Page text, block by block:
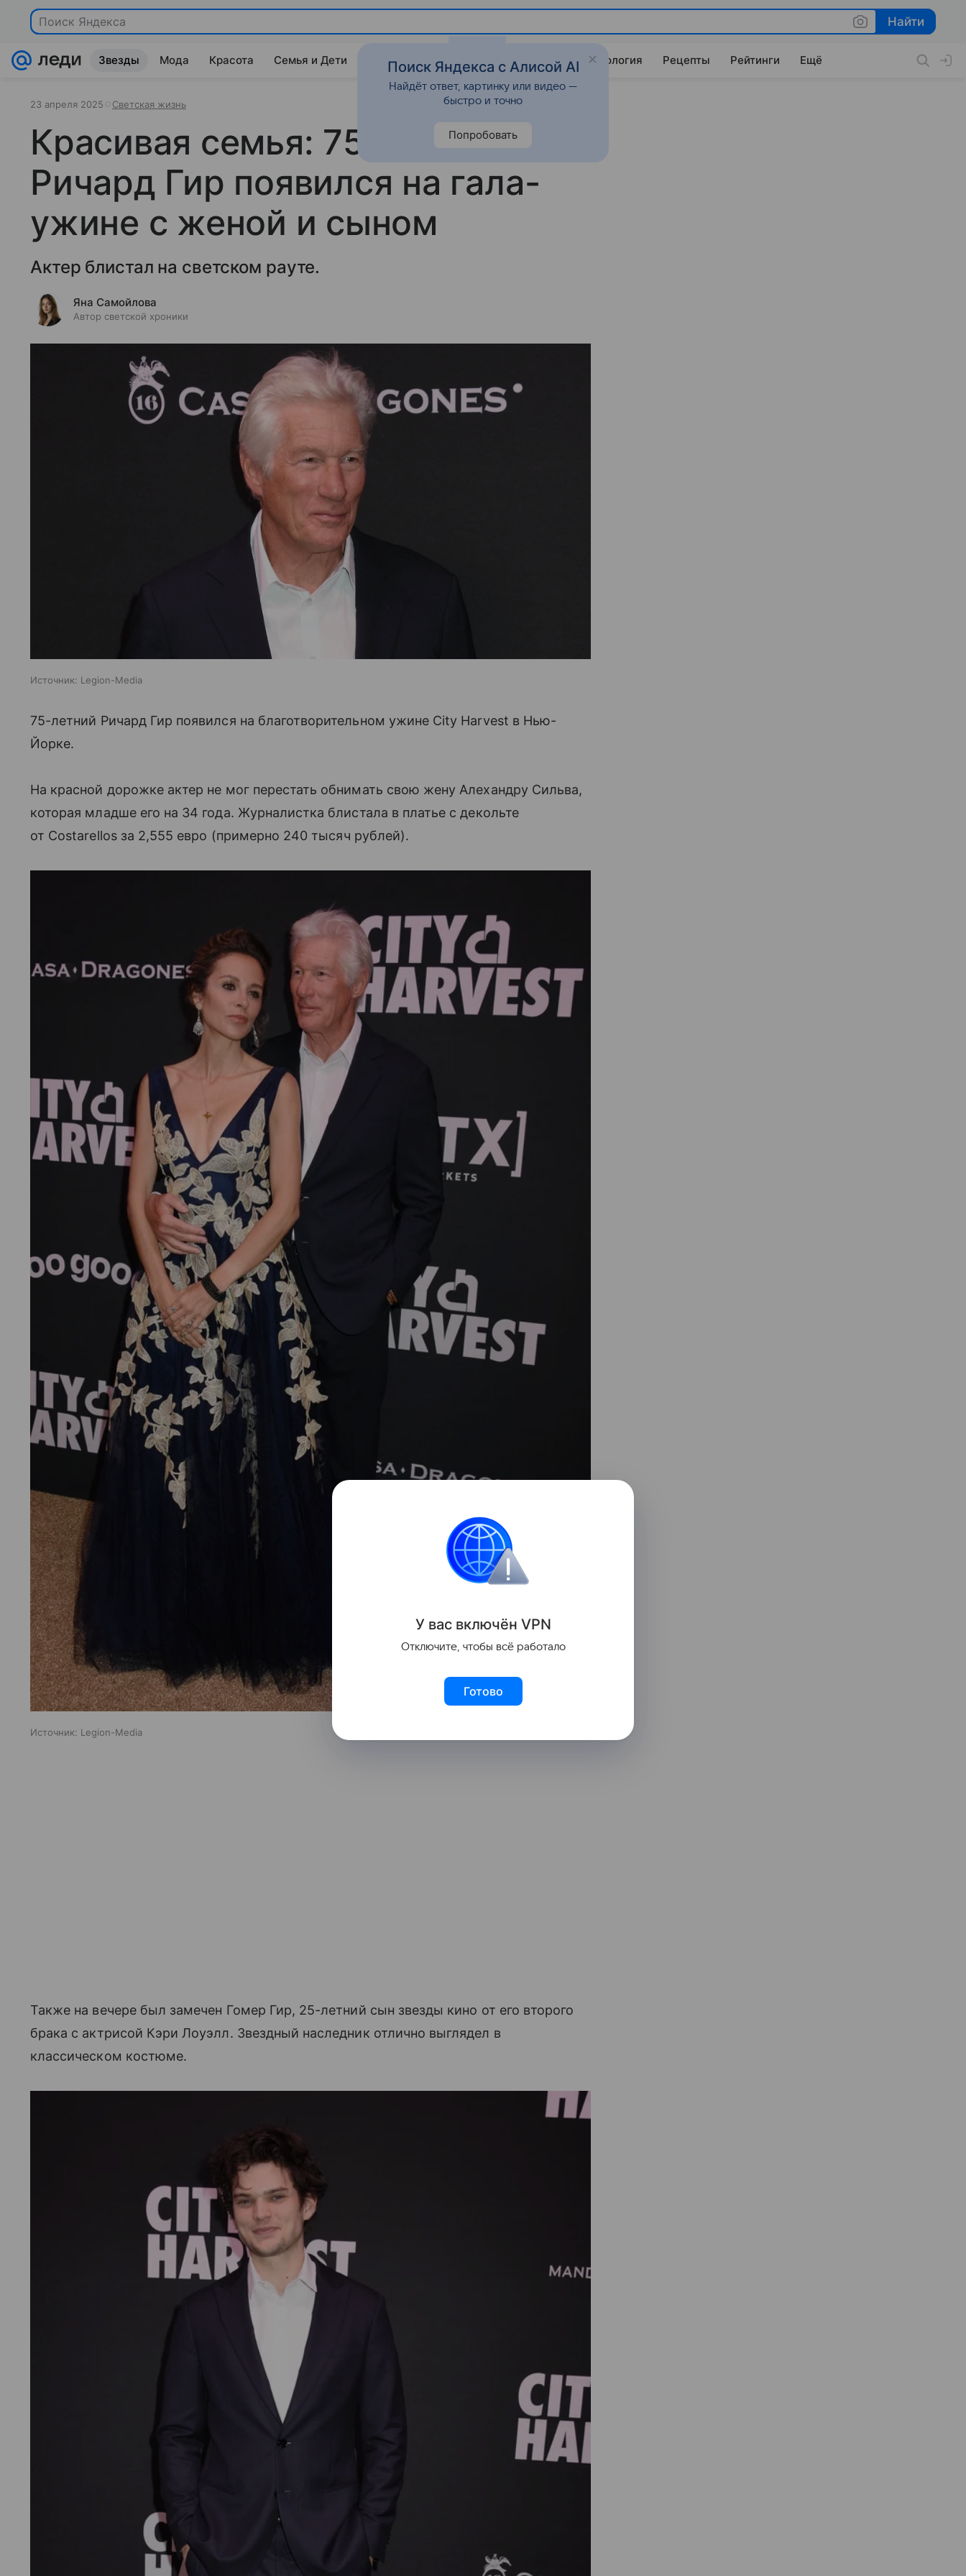
Поиск Яндекса Найти
Найти
Звезды Мода Красота Семья и Дети Дом Гороскопы Стиль жизни Психология Рецепты Рейтинги Ещё
23 апреля 2025 Светская жизнь
Красивая семья: 75-летний
Ричард Гир появился на гала-
ужине с женой и сыном
Актер блистал на светском рауте.
Яна Самойлова
Автор светской хроники
Источник: Legion-Media
75-летний Ричард Гир появился на благотворительном ужине City Harvest в Нью-
Йорке.
На красной дорожке актер не мог перестать обнимать свою жену Алехандру Сильва,
которая младше его на 34 года. Журналистка блистала в платье с декольте
от Costarellos за 2,555 евро (примерно 240 тысяч рублей).
Источник: Legion-Media
Также на вечере был замечен Гомер Гир, 25-летний сын звезды кино от его второго
брака с актрисой Кэри Лоуэлл. Звездный наследник отлично выглядел в
классическом костюме.
У вас включён VPN
Отключите, чтобы всё работало
Готово
Поиск Яндекса с Алисой AI
Найдёт ответ, картинку или видео —
быстро и точно
Попробовать